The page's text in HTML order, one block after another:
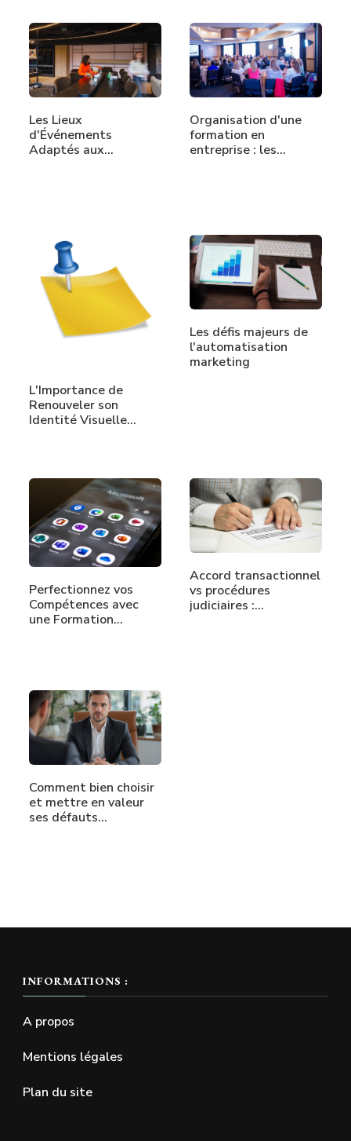
Les Lieux
d'Événements
Adaptés aux
Organisation d'une
formation en
entreprise : les…
L'Importance de
Renouveler son
Identité Visuelle…
Les défis majeurs de
l'automatisation
marketing
Perfectionnez vos
Compétences avec
une Formation…
Accord transactionnel
vs procédures
judiciaires :…
Comment bien choisir
et mettre en valeur
ses défauts…
INFORMATIONS :
A propos
Mentions légales
Plan du site